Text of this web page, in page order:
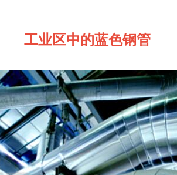
工业区中的蓝色钢管